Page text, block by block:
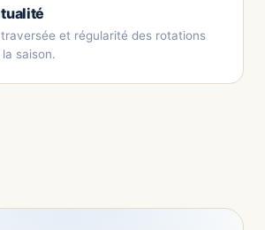
et régularité des rotations
saison.